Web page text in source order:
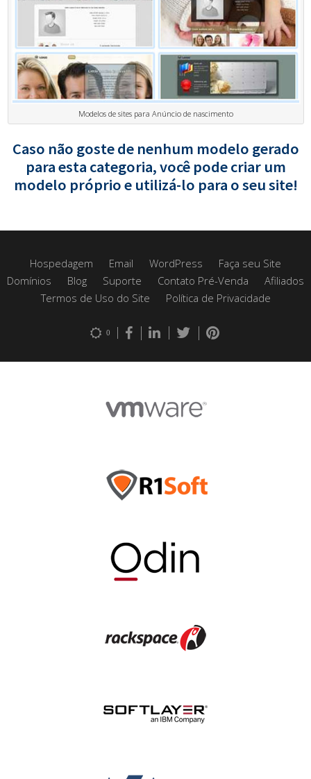
Modelos de sites para Anúncio de nascimento
Caso não goste de nenhum modelo gerado
para esta categoria, você pode criar um
modelo próprio e utilizá-lo para o seu site!
Hospedagem Email WordPress
Faça seu Site
Domínios
Blog Suporte Contato Pré-Venda
Afiliados
Termos de Uso do Site
Política de Privacidade
0